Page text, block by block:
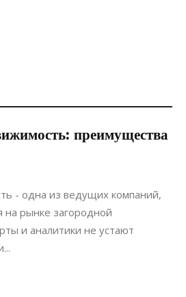
преимущества
- одна из ведущих компаний,
рынке загородной
и аналитики не устают